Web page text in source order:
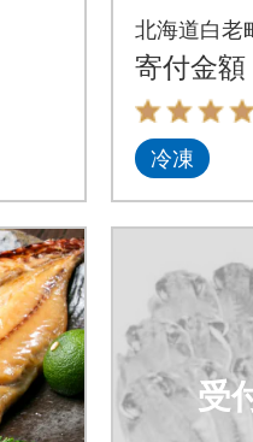
北海道白老
寄付金額
冷凍
受